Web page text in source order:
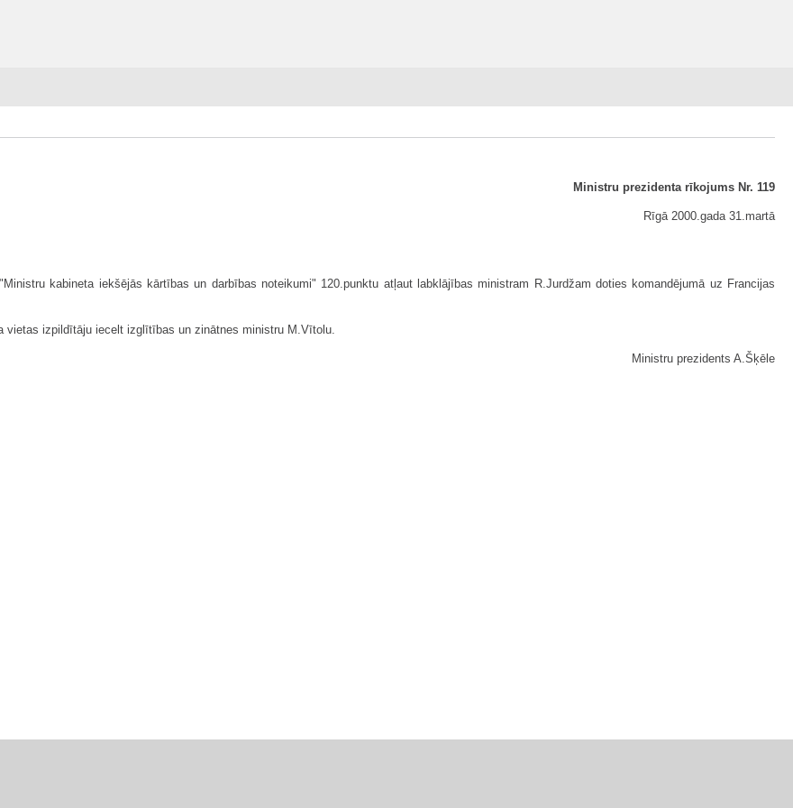
Ministru prezidenta rīkojums Nr. 119
Rīgā 2000.gada 31.martā
kabineta iekšējās kārtības un darbības noteikumi" 120.punktu atļaut labklājības ministram R.Jurdžam doties komandējumā uz Francijas
vietas izpildītāju iecelt izglītības un zinātnes ministru M.Vītolu.
Ministru prezidents A.Šķēle